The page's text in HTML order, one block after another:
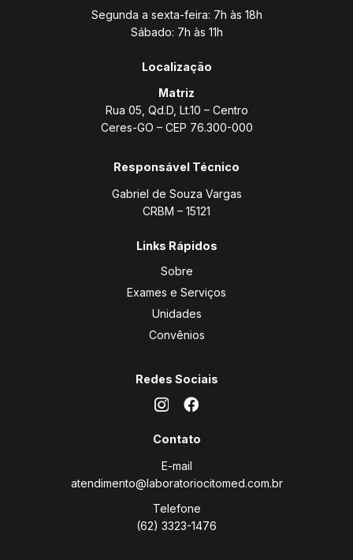
Segunda a sexta-feira: 7h às 18h
Sábado: 7h às 11h
Localização
Matriz
Rua 05, Qd.D, Lt.10 – Centro
Ceres-GO – CEP 76.300-000
Responsável Técnico
Gabriel de Souza Vargas
CRBM – 15121
Links Rápidos
Sobre
Exames e Serviços
Unidades
Convênios
Redes Sociais
Contato
E-mail
atendimento@laboratoriocitomed.com.br
Telefone
(62) 3323-1476